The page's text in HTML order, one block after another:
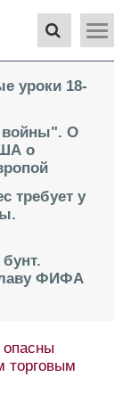
уроки 18-
войны". О
о
требует у
ФИФА
в
и Киева